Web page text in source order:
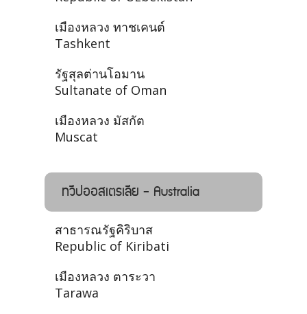
เมืองหลวง ทาชเคนต์
Tashkent
รัฐสุลต่านโอมาน
Sultanate of Oman
เมืองหลวง มัสกัต
Muscat
ทวีปออสเตรเลีย - Australia
สาธารณรัฐคิริบาส
Republic of Kiribati
เมืองหลวง ตาระวา
Tarawa